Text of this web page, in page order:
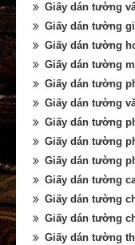
Giấy dán tường
Giấy dán tường
Giấy dán tường
Giấy dán tường
Giấy dán tường
Giấy dán tường
Giấy dán tường
Giấy dán tường
Giấy dán tường
Giấy dán tường
Giấy dán tường
Giấy dán tường
Giấy dán tường